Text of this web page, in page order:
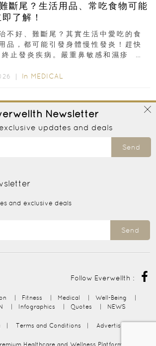
斷尾？生活用品、常吃食物可能
了解！
不好、難斷尾？其實生活中愛吃的食
品，都可能引發身體慢性發炎！趕快
止發炎疾病。嚴重鼻敏感和濕疹 生
｜ In MEDICAL
Newsletter
updates and deals
Send
and exclusive deals
Send
Follow Everwellth :
Fitness Medical Well-Being
Infographics Quotes NEWS
Terms and Conditions Advertising
Healthcare and Wellness Platform